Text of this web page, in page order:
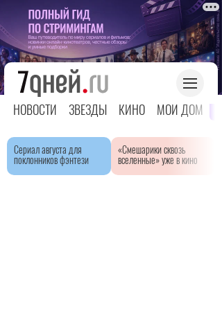
НОВОСТИ ЗВЕЗДЫ КИНО МОЙ ДОМ
Сериал августа для
поклонников фэнтези
«Смешарики сквозь
вселенные» уже в кино